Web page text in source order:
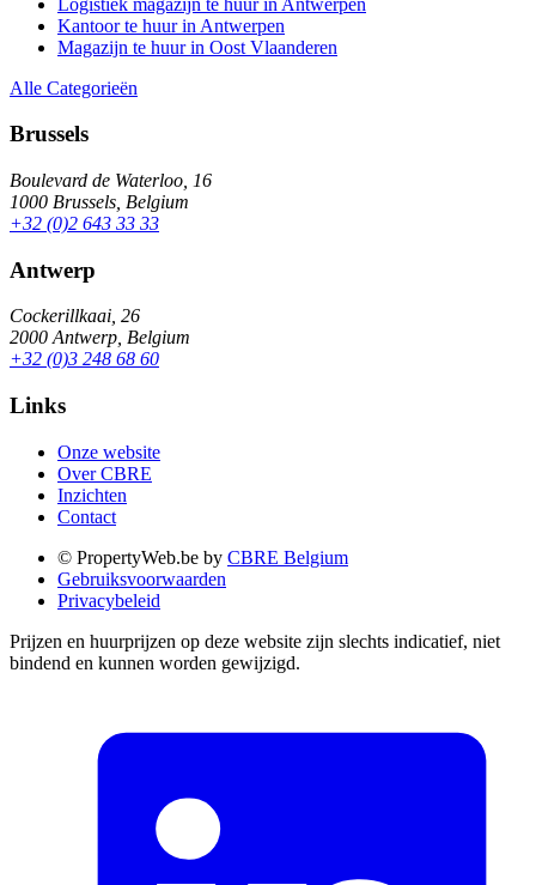
Kantoor te huur in Antwerpen
Magazijn te huur in Oost Vlaanderen
Alle Categorieën
Brussels
Boulevard de Waterloo, 16
1000 Brussels, Belgium
+32 (0)2 643 33 33
Antwerp
Cockerillkaai, 26
2000 Antwerp, Belgium
+32 (0)3 248 68 60
Links
Onze website
Over CBRE
Inzichten
Contact
© PropertyWeb.be by CBRE Belgium
Gebruiksvoorwaarden
Privacybeleid
Prijzen en huurprijzen op deze website zijn slechts indicatief, niet
bindend en kunnen worden gewijzigd.